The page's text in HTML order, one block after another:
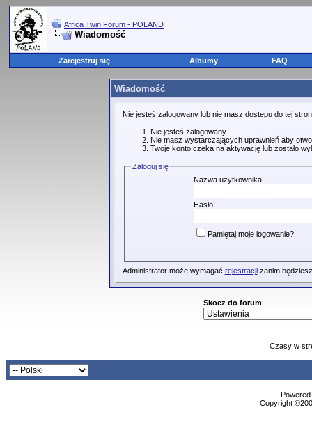
Africa Twin Forum - POLAND
Wiadomość
Zarejestruj się Albumy FAQ
Wiadomość
Nie jesteś zalogowany lub nie masz dostepu do tej
Nie jesteś zalogowany.
Nie masz wystarczających uprawnień aby
Twoje konto czeka na aktywację lub zostało
Zaloguj się
Nazwa użytkownika:
Hasło:
Pamiętaj moje logowanie?
Administrator może wymagać rejestracjizanim
Skocz do forum
Czasy w
Copyright